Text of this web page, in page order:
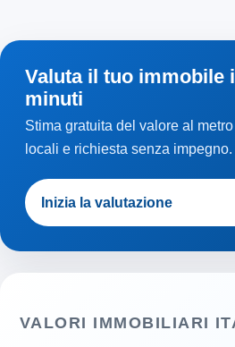
Valuta il tuo immobile
minuti
Stima gratuita del valore al
locali e richiesta senza impegno.
Inizia la valutazione
VALORI IMMOBILIARI